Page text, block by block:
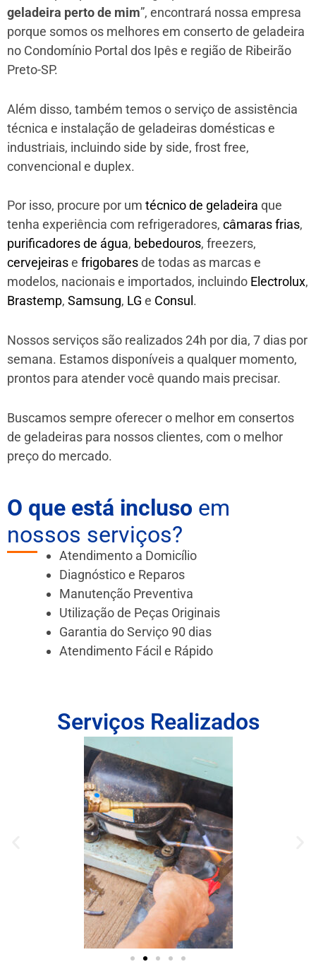
geladeira perto de mim”, encontrará nossa empresa
porque somos os melhores em conserto de geladeira
no Condomínio Portal dos Ipês e região de Ribeirão
Preto-SP.
Além disso, também temos o serviço de assistência
técnica e instalação de geladeiras domésticas e
industriais, incluindo side by side, frost free,
convencional e duplex.
Por isso, procure por um técnico de geladeira que
tenha experiência com refrigeradores, câmaras frias,
purificadores de água, bebedouros, freezers,
cervejeirase frigobaresde todas as marcas e
modelos, nacionais e importados, incluindo Electrolux,
Brastemp, Samsung, LG e Consul .
Nossos serviços são realizados 24h por dia, 7 dias por
semana. Estamos disponíveis a qualquer momento,
prontos para atender você quando mais precisar.
Buscamos sempre oferecer o melhor em consertos
de geladeiras para nossos clientes, com o melhor
preço do mercado.
O que está incluso em
nossos serviços?
Atendimento a Domicílio
Diagnóstico e Reparos
Manutenção Preventiva
Utilização de Peças Originais
Garantia do Serviço 90 dias
Atendimento Fácil e Rápido
Serviços Realizados